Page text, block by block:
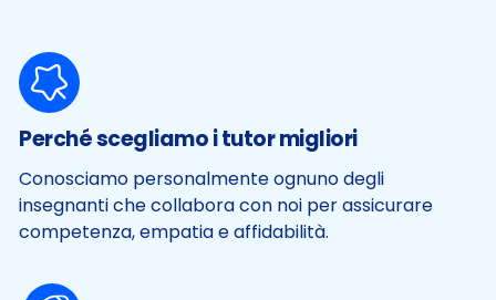
Perché scegliamo i tutor migliori
Conosciamo personalmente ognuno degli
insegnanti che collabora con noi per assicurare
competenza, empatia e affidabilità.